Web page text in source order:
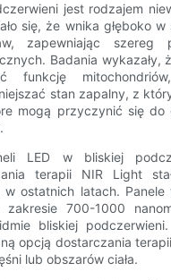
jest rodzajem
się, że wnika głęboko
zapewniając szereg
Badania wykazały,
funkcję
stan zapalny, z
mogą przyczynić się do
LED w bliskiej
terapii NIR Light
w ostatnich latach.
zakresie 700-1000
bliskiej
opcją dostarczania
lub obszarów ciała.